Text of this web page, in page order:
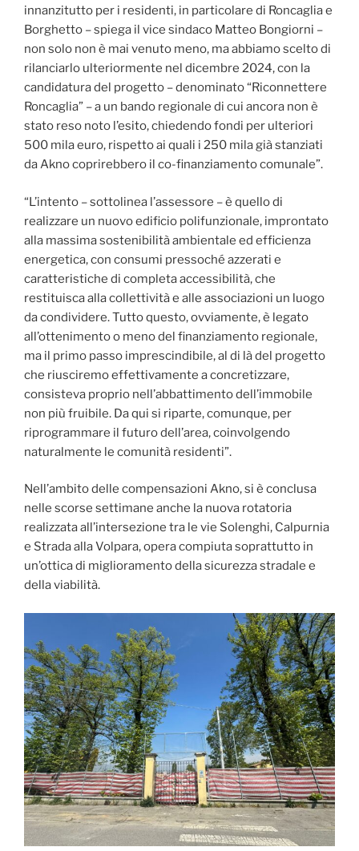
innanzitutto per i residenti, in particolare di Roncaglia e
Borghetto – spiega il vice sindaco Matteo Bongiorni –
non solo non è mai venuto meno, ma abbiamo scelto di
rilanciarlo ulteriormente nel dicembre 2024, con la
candidatura del progetto – denominato “Riconnettere
Roncaglia” – a un bando regionale di cui ancora non è
stato reso noto l’esito, chiedendo fondi per ulteriori
500 mila euro, rispetto ai quali i 250 mila già stanziati
da Akno coprirebbero il co-finanziamento comunale”.
“L’intento – sottolinea l’assessore – è quello di
realizzare un nuovo edificio polifunzionale, improntato
alla massima sostenibilità ambientale ed efficienza
energetica, con consumi pressoché azzerati e
caratteristiche di completa accessibilità, che
restituisca alla collettività e alle associazioni un luogo
da condividere. Tutto questo, ovviamente, è legato
all’ottenimento o meno del finanziamento regionale,
ma il primo passo imprescindibile, al di là del progetto
che riusciremo effettivamente a concretizzare,
consisteva proprio nell’abbattimento dell’immobile
non più fruibile. Da qui si riparte, comunque, per
riprogrammare il futuro dell’area, coinvolgendo
naturalmente le comunità residenti”.
Nell’ambito delle compensazioni Akno, si è conclusa
nelle scorse settimane anche la nuova rotatoria
realizzata all’intersezione tra le vie Solenghi, Calpurnia
e Strada alla Volpara, opera compiuta soprattutto in
un’ottica di miglioramento della sicurezza stradale e
della viabilità.